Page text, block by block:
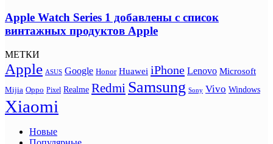
Apple Watch Series 1 добавлены с список
винтажных продуктов Apple
МЕТКИ
Apple ASUS Google Honor Huawei iPhone Lenovo Microsoft
Mijia Oppo Pixel Realme Redmi Samsung Sony Vivo Windows
Xiaomi
Новые